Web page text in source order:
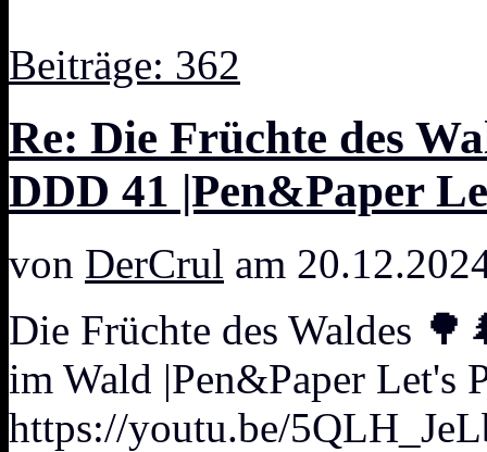
Beiträge: 362
Re: Die Früchte des
DDD 41 |Pen&Paper
von DerCrul am
Die Früchte des Waldes
im Wald |Pen&Paper Let's
https://youtu.be/